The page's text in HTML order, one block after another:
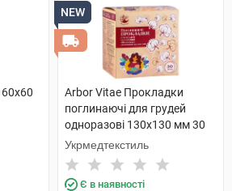
NEW
Arbor Vitae Прокладки
поглинаючі для грудей
одноразові 130х130 мм 30
шт
Укрмедтекстиль
Є в наявності